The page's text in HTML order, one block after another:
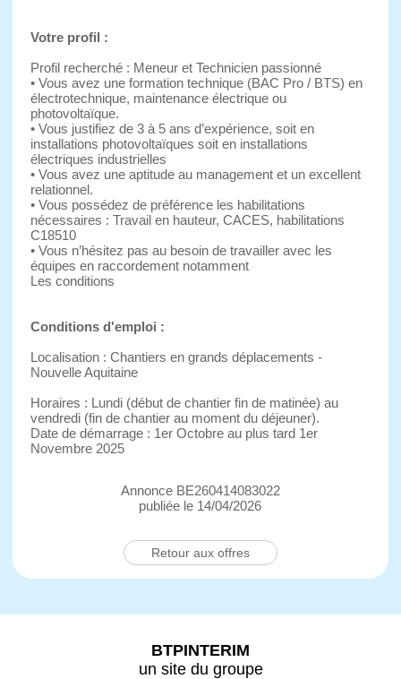
Votre profil :
Profil recherché : Meneur et Technicien passionné
• Vous avez une formation technique (BAC Pro / BTS) en
électrotechnique, maintenance électrique ou
photovoltaïque.
• Vous justifiez de 3 à 5 ans d’expérience, soit en
installations photovoltaïques soit en installations
électriques industrielles
• Vous avez une aptitude au management et un excellent
relationnel.
• Vous possédez de préférence les habilitations
nécessaires : Travail en hauteur, CACES, habilitations
C18510
• Vous n’hésitez pas au besoin de travailler avec les
équipes en raccordement notamment
Les conditions
Conditions d'emploi :
Localisation : Chantiers en grands déplacements -
Nouvelle Aquitaine
Horaires : Lundi (début de chantier fin de matinée) au
vendredi (fin de chantier au moment du déjeuner).
Date de démarrage : 1er Octobre au plus tard 1er
Novembre 2025
Annonce BE260414083022
publiée le 14/04/2026
Retour aux offres
BTPINTERIM
un site du groupe